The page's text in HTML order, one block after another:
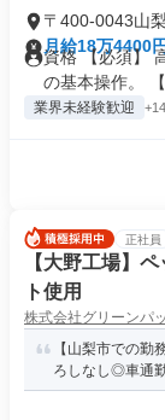
〒400-0043山
月給18万4400
資格 【必須】
の基本操作。 【
業界未経験歓迎
正社員
【大野工場】
ト使用
株式会社グリーンパ
【山梨市での
ろしなし◎車通